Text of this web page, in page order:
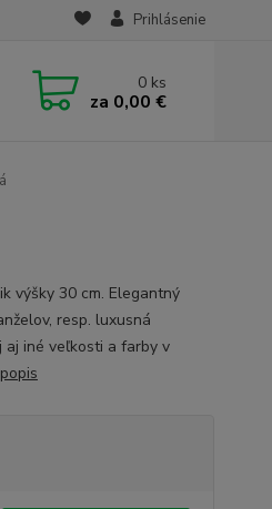
Prihlásenie
0 ks
za 0,00 €
výšky 30 cm. Elegantný
resp. luxusná
aj iné veľkosti a farby v